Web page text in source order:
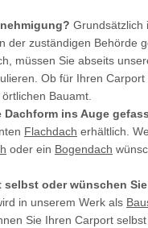
Grundsätzlich
der zuständigen Behörde
müssen Sie abseits
Ob für Ihren
Bauamt.
Dachform ins Auge
Flachdach erhältlich.
oder ein Bogendach
selbst oder wünschen
in unserem Werk als
Sie Ihren Carport